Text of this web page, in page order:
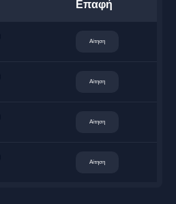
Επαφή
Αίτηση
Αίτηση
Αίτηση
Αίτηση